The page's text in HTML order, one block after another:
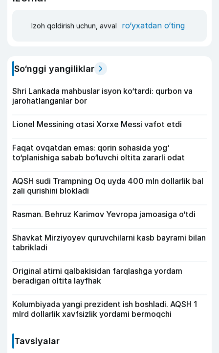
Izoh qoldirish uchun, avval ro‘yxatdan o‘ting
So‘nggi yangiliklar
Shri Lankada mahbuslar isyon ko‘tardi: qurbon va
jarohatlanganlar bor
Lionel Messining otasi Xorxe Messi vafot etdi
Faqat ovqatdan emas: qorin sohasida yog‘
to‘planishiga sabab bo‘luvchi oltita zararli odat
AQSH sudi Trampning Oq uyda 400 mln dollarlik bal
zali qurishini blokladi
Rasman. Behruz Karimov Yevropa jamoasiga o‘tdi
Shavkat Mirziyoyev quruvchilarni kasb bayrami bilan
tabrikladi
Original atirni qalbakisidan farqlashga yordam
beradigan oltita layfhak
Kolumbiyada yangi prezident ish boshladi. AQSH 1
mlrd dollarlik xavfsizlik yordami bermoqchi
Tavsiyalar